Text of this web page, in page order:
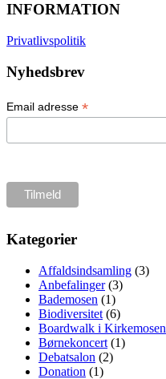
INFORMATION
Privatlivspolitik
Nyhedsbrev
Email adresse *
Kategorier
Affaldsindsamling (3)
Anbefalinger(3)
Bademosen (1)
Biodiversitet (6)
Boardwalk i Kirkemosen
Børnekoncert (1)
Debatsalon (2)
Donation (1)